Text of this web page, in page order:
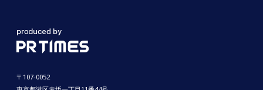
〒107-0052